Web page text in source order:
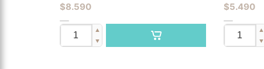
$8.590
▲
▼
$5.490
▲
▼